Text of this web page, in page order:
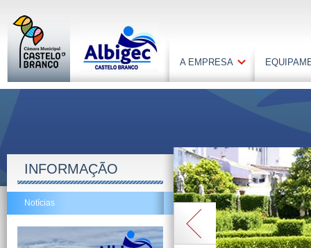
A EMPRESA
INFORMAÇÃO
Notícias